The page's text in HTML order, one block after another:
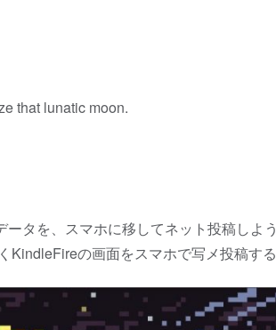
that lunatic moon.
タを、スマホに移してネット投稿しよ
KindleFireの画面をスマホで写メ投稿す